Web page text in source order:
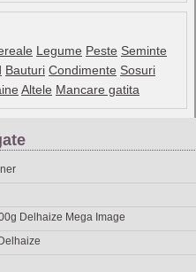
Legume Peste Seminte
Bauturi Condimente Sosuri
Altele Mancare gatita
Delhaize Mega Image